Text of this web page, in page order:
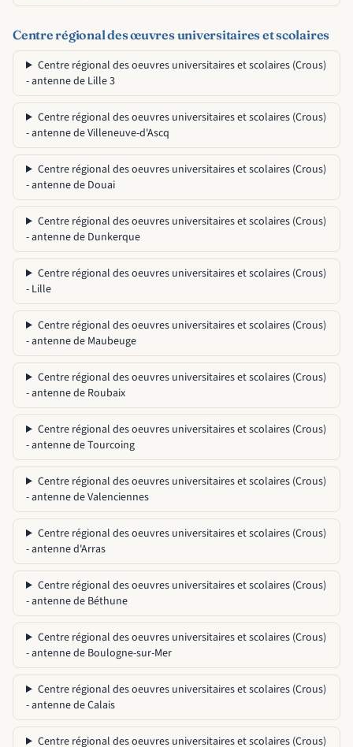
Centre régional des œuvres universitaires et scolaires
Centre régional des oeuvres universitaires et scolaires (Crous)
- antenne de Lille 3
Centre régional des oeuvres universitaires et scolaires (Crous)
- antenne de Villeneuve-d'Ascq
Centre régional des oeuvres universitaires et scolaires (Crous)
- antenne de Douai
Centre régional des oeuvres universitaires et scolaires (Crous)
- antenne de Dunkerque
Centre régional des oeuvres universitaires et scolaires (Crous)
- Lille
Centre régional des oeuvres universitaires et scolaires (Crous)
- antenne de Maubeuge
Centre régional des oeuvres universitaires et scolaires (Crous)
- antenne de Roubaix
Centre régional des oeuvres universitaires et scolaires (Crous)
- antenne de Tourcoing
Centre régional des oeuvres universitaires et scolaires (Crous)
- antenne de Valenciennes
Centre régional des oeuvres universitaires et scolaires (Crous)
- antenne d'Arras
Centre régional des oeuvres universitaires et scolaires (Crous)
- antenne de Béthune
Centre régional des oeuvres universitaires et scolaires (Crous)
- antenne de Boulogne-sur-Mer
Centre régional des oeuvres universitaires et scolaires (Crous)
- antenne de Calais
Centre régional des oeuvres universitaires et scolaires (Crous)